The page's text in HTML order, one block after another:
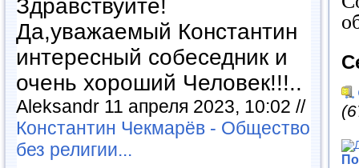
Здравствуйте!
Да,уважаемый Константин
интересный собеседник и
очень хороший Человек!!!..
Aleksandr 11 апреля 2023, 10:02 //
Константин Чекмарёв - Общество
без религии...